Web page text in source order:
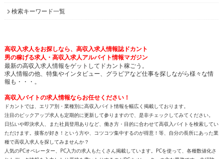
検索キーワード一覧
高収入求人をお探しなら、高収入求人情報誌ドカント
男の稼げる求人・高収入求人アルバイト情報マガジン
最新の高収入求人情報をゲットしてドカント稼ごう。
求人情報の他、特集やインタビュー、グラビアなど仕事を探しながら様々な情
報も・・・。
高収入バイトの求人情報ならお任せください！
ドカントでは、エリア別・業種別に高収入バイト情報を幅広く掲載しております。
注目のピックアップ求人も定期的に更新して参りますので、是非チェックしてみてください。
日払いや即決求人、また社員登用ありなど、働き方・目的に合わせて高収入バイトを検索してい
ただけます。接客が好き！という方や、コツコツ集中するのが得意！等、自分の長所にあった業
種で高収入求人を探してみませんか？
人気のPCオペレーター、PC入力の求人もたくさん掲載しています。PCを使って、各種数値化さ